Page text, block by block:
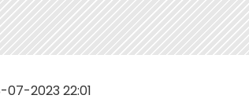
07-2023 22:01